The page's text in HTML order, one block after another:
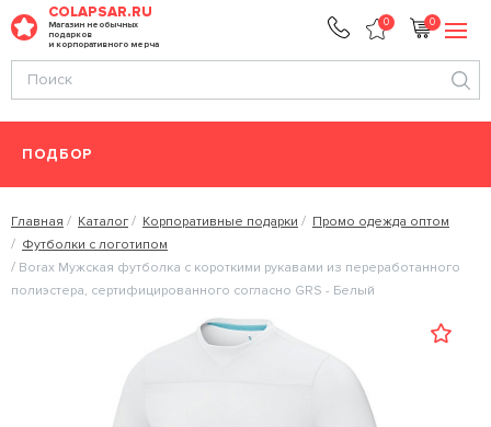
COLAPSAR.RU
Магазин необычных
подарков
и корпоративного мерча
0 0
ПОДБОР
Главная Каталог Корпоративные подарки
Промо одежда оптом
Футболки с логотипом
Borax Мужская футболка с короткими рукавами из переработанного
полиэстера, сертифицированного согласно GRS - Белый